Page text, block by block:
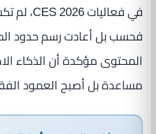
فحسب بل أعادت رسم حدود
المحتوى مؤكدة أن الذكاء
مساعدة بل أصبح العمود